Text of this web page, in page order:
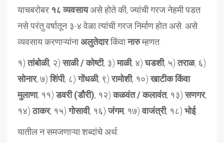
याचबरोबर १८ व्यवसायअसे होते की, ज्यांची गरज नेहमी पडत
नसे परंतु वर्षातून ३-४ वेळा त्यांची गरज निर्माण होत असे. असे
व्यवसाय करणाऱ्यांनाअलुतेदारकिंवानारुम्हणत.
१)तांबोळी, २)साळी / कोष्टी, ३)माळी, ४)घडशी, ५)तराळ, ६)
सोनार, ७)शिंपी, ८)गोंधळी, ९)रामोशी, १०)खाटीक किंवा
मुलाणा, ११)डवरी (डौरी), १२)कळवंत / कलावंत, १३)सणगर,
१४)ठाकर, १५)गोसावी, १६)जंगम, १७)वाजंत्री, १८) भोई
यातील न समजणाऱ्या शब्दांचे अर्थ: